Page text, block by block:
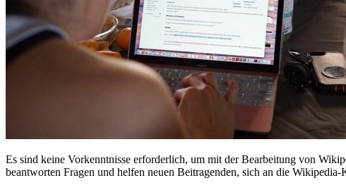
Es sind keine Vorkenntnisse erforderlich, um mit der Bearbeitung von
beantworten Fragen und helfen neuen Beitragenden, sich an die